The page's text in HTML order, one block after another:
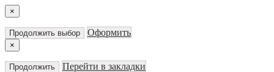
×
Продолжить выбор Оформить
×
Продолжить Перейти в закладки